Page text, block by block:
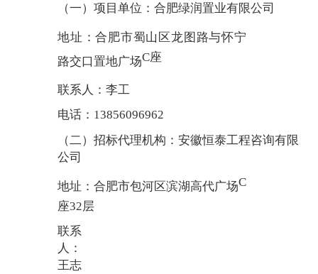
（一）项目单位：合肥绿润置业有限公司
地址：合肥市蜀山区龙图路与怀宁
路交口置地广场C座
联系人：李工
电话：13856096962
（二）招标代理机构：安徽恒泰工程咨询有限
公司
地址：合肥市包河区滨湖高代广场C
座32层
联系
人：
王志